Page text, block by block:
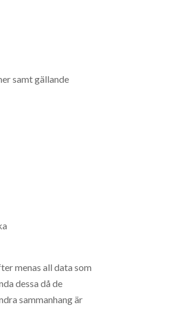
samt gällande
menas all data som
dessa då de
sammanhang är